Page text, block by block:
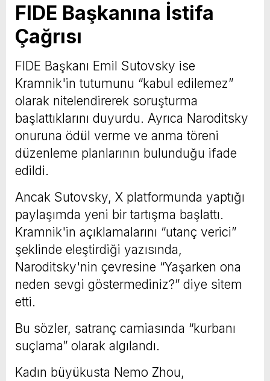
FIDE Başkanına İstifa
Çağrısı
FIDE Başkanı Emil Sutovsky ise
Kramnik'in tutumunu “kabul edilemez”
olarak nitelendirerek soruşturma
başlattıklarını duyurdu. Ayrıca Naroditsky
onuruna ödül verme ve anma töreni
düzenleme planlarının bulunduğu ifade
edildi.
Ancak Sutovsky, X platformunda yaptığı
paylaşımda yeni bir tartışma başlattı.
Kramnik'in açıklamalarını “utanç verici”
şeklinde eleştirdiği yazısında,
Naroditsky'nin çevresine “Yaşarken ona
neden sevgi göstermediniz?” diye sitem
etti.
Bu sözler, satranç camiasında “kurbanı
suçlama” olarak algılandı.
Kadın büyükusta Nemo Zhou,